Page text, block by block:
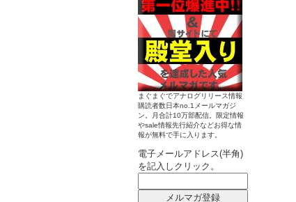
まぐまぐでアナログリリース情報
購読者数日本no.1メールマガジ
ン。月合計10万部配信。限定情報
やsale情報先行紹介などお得な情
報が無料で手に入ります。
電子メールアドレス(半角)
を記入しクリック。